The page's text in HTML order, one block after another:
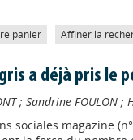
panier Affiner la
a déjà pris le
; Sandrine FOULON;
sociales magazine